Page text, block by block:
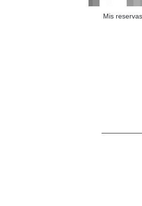
Mis reservas